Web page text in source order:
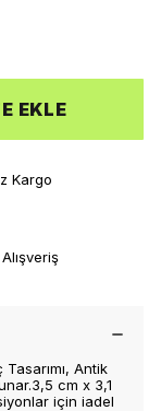
EKLE
Kargo
Antik
cm x 3,1
için iadel